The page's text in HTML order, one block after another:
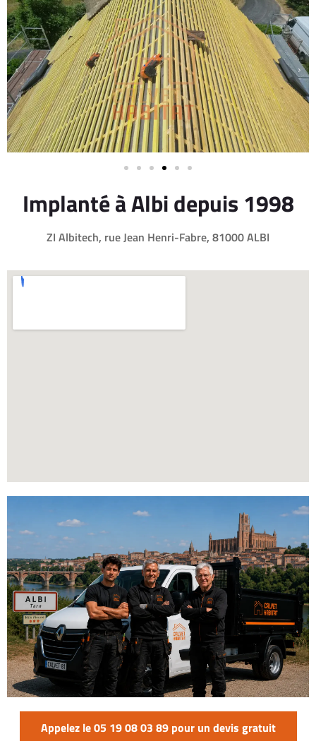
Implanté à Albi depuis 1998
ZI Albitech, rue Jean Henri-Fabre, 81000 ALBI
Appelez le 05 19 08 03 89 pour un devis gratuit